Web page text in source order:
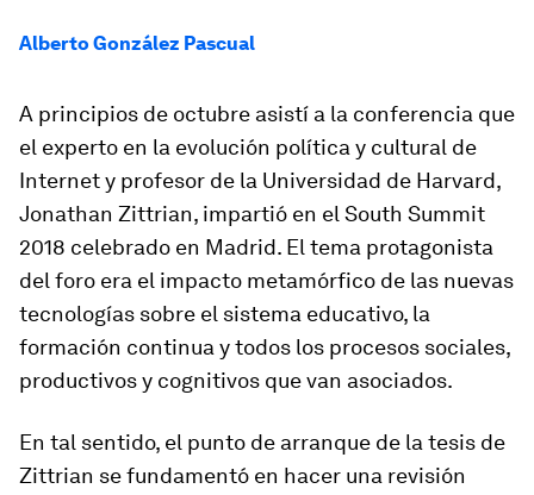
Alberto González Pascual
A principios de octubre asistí a la conferencia que
el experto en la evolución política y cultural de
Internet y profesor de la Universidad de Harvard,
Jonathan Zittrian, impartió en el South Summit
2018 celebrado en Madrid. El tema protagonista
del foro era el impacto metamórfico de las nuevas
tecnologías sobre el sistema educativo, la
formación continua y todos los procesos sociales,
productivos y cognitivos que van asociados.
En tal sentido, el punto de arranque de la tesis de
Zittrian se fundamentó en hacer una revisión